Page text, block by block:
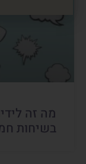
מה זה
בשיחות